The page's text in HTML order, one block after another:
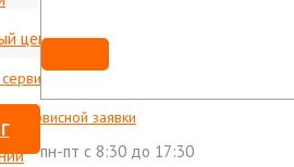
центр
центры
сервисной заявки
пн-пт c 8:30 до 17:30